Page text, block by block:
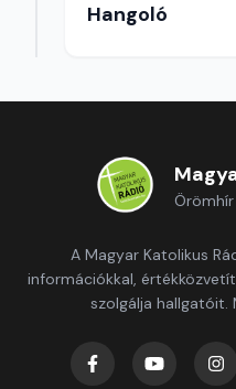
Hangoló
A Magyar Katolikus
információkkal,
szolgálja hallgatóit.